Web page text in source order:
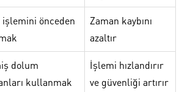
önceden
Zaman kaybını
azaltır
dolum
kullanmak
İşlemi hızlandırır
ve güvenliği artırır